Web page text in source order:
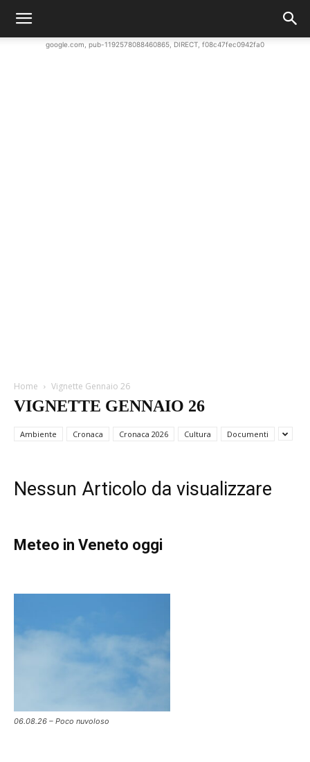
google.com, pub-1192578088460865, DIRECT, f08c47fec0942fa0
Home Vignette Gennaio 26
VIGNETTE GENNAIO 26
Ambiente Cronaca Cronaca 2026 Cultura Documenti
Nessun Articolo da visualizzare
Meteo in Veneto oggi
06.08.26 – Poco nuvoloso